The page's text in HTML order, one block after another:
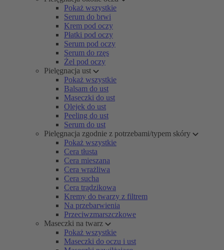
Pokaż wszystkie
Serum do brwi
Krem pod oczy
Płatki pod oczy
Serum pod oczy
Serum do rzęs
Żel pod oczy
Pielęgnacja ust
Pokaż wszystkie
Balsam do ust
Maseczki do ust
Olejek do ust
Peeling do ust
Serum do ust
Pielęgnacja zgodnie z potrzebami/typem skóry
Pokaż wszystkie
Cera tłusta
Cera mieszana
Cera wrażliwa
Cera sucha
Cera trądzikowa
Kremy do twarzy z filtrem
Na przebarwienia
Przeciwzmarszczkowe
Maseczki na twarz
Pokaż wszystkie
Maseczki do oczu i ust